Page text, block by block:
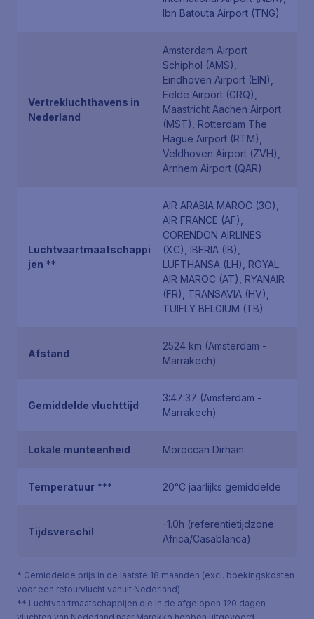
Ibn Batouta Airport (TNG)
Vertrekluchthavens in
Nederland
Amsterdam Airport
Schiphol (AMS),
Eindhoven Airport (EIN),
Eelde Airport (GRQ),
Maastricht Aachen Airport
(MST), Rotterdam The
Hague Airport (RTM),
Veldhoven Airport (ZVH),
Arnhem Airport (QAR)
Luchtvaartmaatschappi
jen **
AIR ARABIA MAROC (3O),
AIR FRANCE (AF),
CORENDON AIRLINES
(XC), IBERIA (IB),
LUFTHANSA (LH), ROYAL
AIR MAROC (AT), RYANAIR
(FR), TRANSAVIA (HV),
TUIFLY BELGIUM (TB)
Afstand
2524 km (Amsterdam -
Marrakech)
Gemiddelde vluchttijd
3:47:37 (Amsterdam -
Marrakech)
Lokale munteenheid Moroccan Dirham
Temperatuur *** 20°C jaarlijks gemiddelde
Tijdsverschil
-1.0h (referentietijdzone:
Africa/Casablanca)
* Gemiddelde prijs in de laatste 18 maanden (excl. boekingskosten
voor een retourvlucht vanuit Nederland)
** Luchtvaartmaatschappijen die in de afgelopen 120 dagen